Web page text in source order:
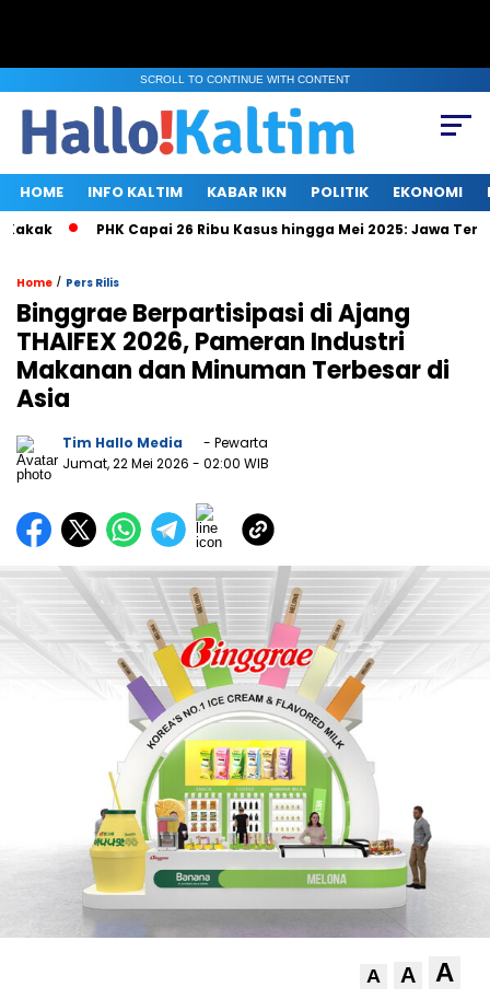
SCROLL TO CONTINUE WITH CONTENT
HOME INFO KALTIM KABAR IKN POLITIK EKONOMI
PHK Capai 26 Ribu Kasus hingga Mei 2025: Jawa
Home / Pers Rilis
Binggrae Berpartisipasi di Ajang
THAIFEX 2026, Pameran Industri
Makanan dan Minuman Terbesar di
Asia
Tim Hallo Media
- Pewarta
Jumat, 22 Mei 2026 - 02:00 WIB
A A A